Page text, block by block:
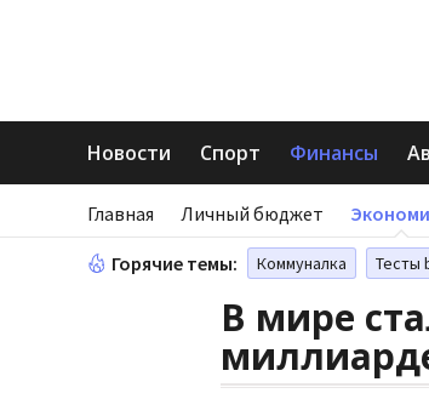
Новости Спорт Финансы
Главная Личный бюджет
Горячие темы: Коммуналка Тесты
В мире